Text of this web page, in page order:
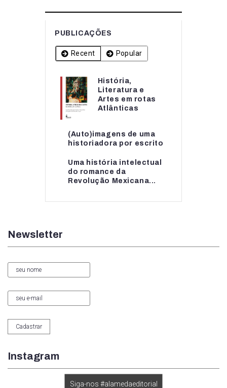
PUBLICAÇÕES
Recent Popular
História,
Literatura e
Artes em rotas
Atlânticas
(Auto)imagens de uma
historiadora por escrito
Uma história intelectual
do romance da
Revolução Mexicana...
História,
Literatura e
Artes em rotas...
(Auto)imagens de uma
historiadora por escrito
Uma história intelectual
do romance da...
Newsletter
Instagram
Siga-nos #alamedaeditorial